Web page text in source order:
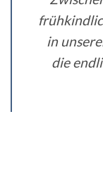
in
die